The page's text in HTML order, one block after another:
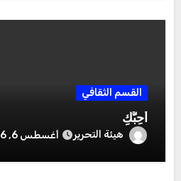
القسم الثقافي
أُحِبُّكِ
هيئة التحرير أغسطس 6, 2026